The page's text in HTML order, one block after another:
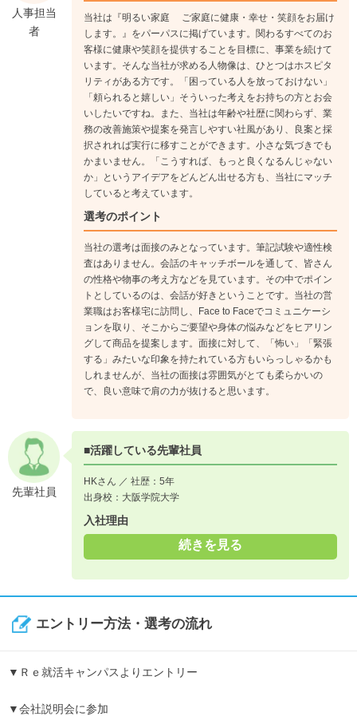
ろん、後輩の育成なども手がけるようになります。
《入社6年目》
複数拠点を管理する「広域統括」へ。この頃からプレイヤーよ
りもマネジメントのほうに軸足を置くようになります。
人事担当
者
当社は『明るい家庭 ご家庭に健康・幸せ・笑顔をお届け
します。』をパーパスに掲げています。関わるすべてのお
客様に健康や笑顔を提供することを目標に、事業を続けて
います。そんな当社が求める人物像は、ひとつはホスピタ
リティがある方です。「困っている人を放っておけない」
「頼られると嬉しい」そういった考えをお持ちの方とお会
いしたいですね。また、当社は年齢や社歴に関わらず、業
務の改善施策や提案を発言しやすい社風があり、良案と採
択されれば実行に移すことができます。小さな気づきでも
かまいません。「こうすれば、もっと良くなるんじゃない
か」というアイデアをどんどん出せる方も、当社にマッチ
していると考えています。
選考のポイント
当社の選考は面接のみとなっています。筆記試験や適性検
査はありません。会話のキャッチボールを通して、皆さん
の性格や物事の考え方などを見ています。その中でポイン
トとしているのは、会話が好きということです。当社の営
業職はお客様宅に訪問し、Face to Faceでコミュニケーシ
ョンを取り、そこからご要望や身体の悩みなどをヒアリン
グして商品を提案します。面接に対して、「怖い」「緊張
する」みたいな印象を持たれている方もいらっしゃるかも
しれませんが、当社の面接は雰囲気がとても柔らかいの
で、良い意味で肩の力が抜けると思います。
先輩社員
■活躍している先輩社員
HKさん ／ 社歴：5年
出身校：大阪学院大学
入社理由
続きを見る
エントリー方法・選考の流れ
▼Ｒｅ就活キャンパスよりエントリー
▼会社説明会に参加